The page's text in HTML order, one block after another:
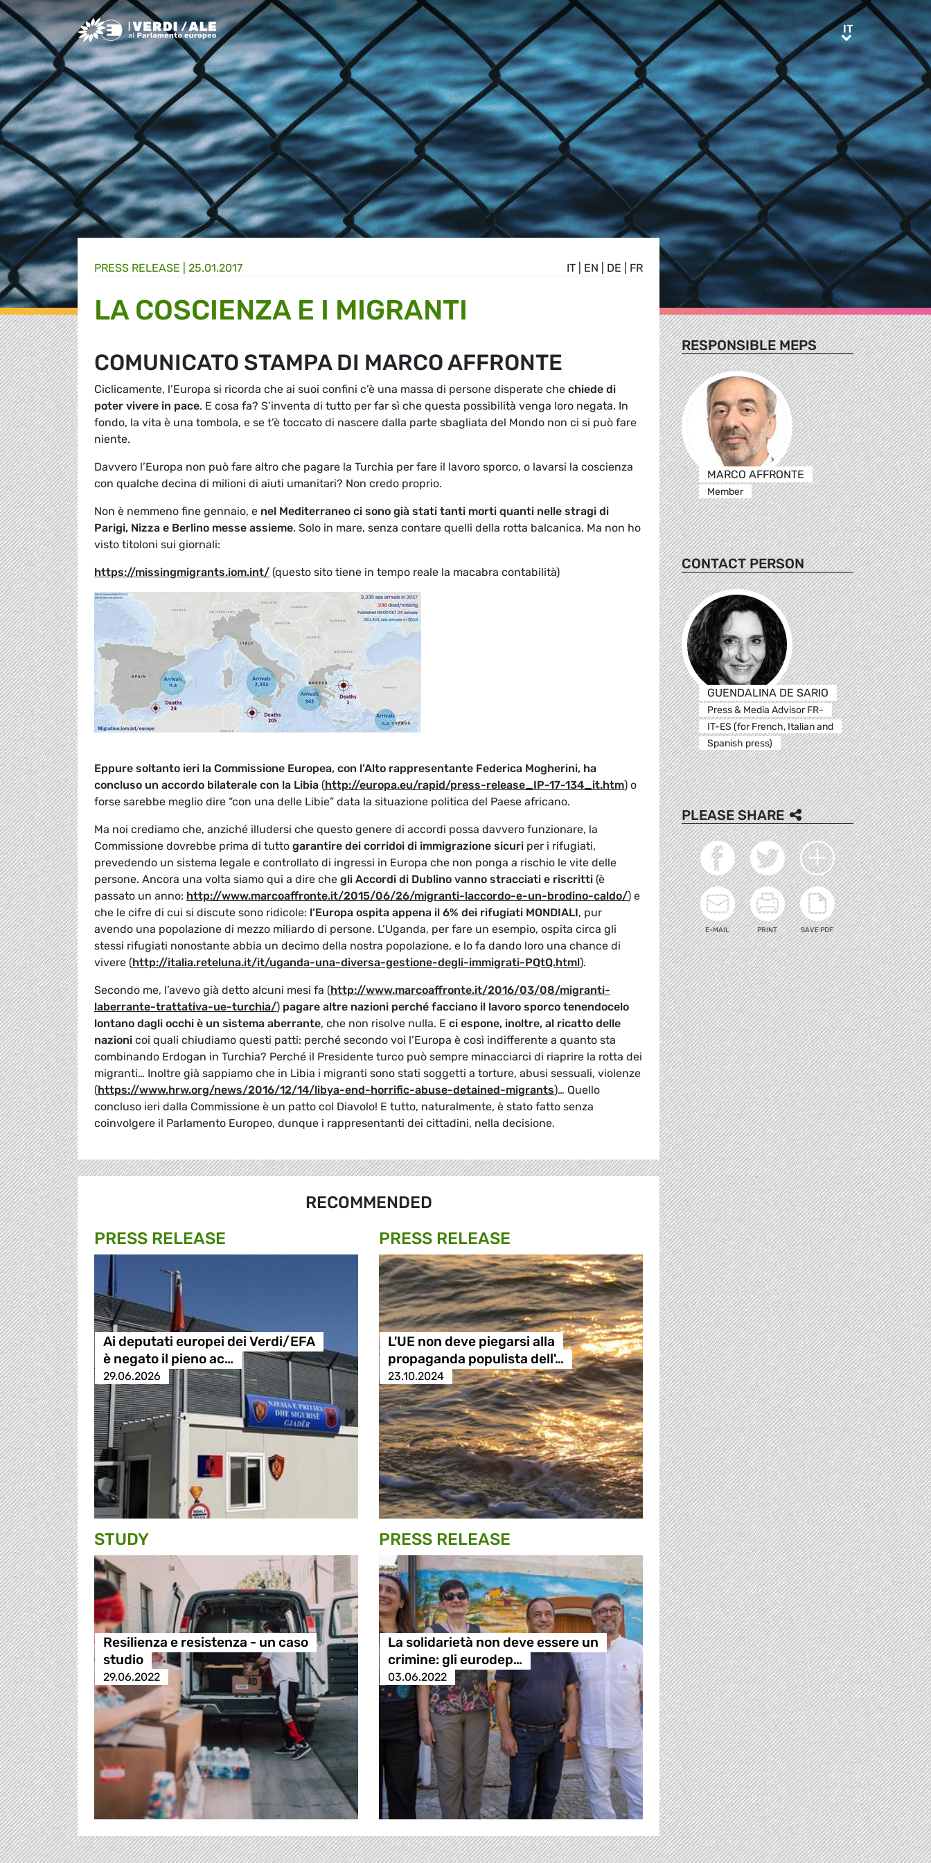
Greens/EFA Home ITIT
IT EN DE FR
PRESS RELEASE | 25.01.2017
LA COSCIENZA E I MIGRANTI
COMUNICATO STAMPA DI MARCO AFFRONTE
Ciclicamente, l’Europa si ricorda che ai suoi confini c’è una massa di persone disperate che chiede di
poter vivere in pace. E cosa fa? S’inventa di tutto per far sì che questa possibilità venga loro negata. In
fondo, la vita è una tombola, e se t’è toccato di nascere dalla parte sbagliata del Mondo non ci si può fare
niente.
Davvero l’Europa non può fare altro che pagare la Turchia per fare il lavoro sporco, o lavarsi la coscienza
con qualche decina di milioni di aiuti umanitari? Non credo proprio.
Non è nemmeno fine gennaio, e nel Mediterraneo ci sono già stati tanti morti quanti nelle stragi di
Parigi, Nizza e Berlino messe assieme. Solo in mare, senza contare quelli della rotta balcanica. Ma non ho
visto titoloni sui giornali:
https://missingmigrants.iom.int/ (questo sito tiene in tempo reale la macabra contabilità)
Eppure soltanto ieri la Commissione Europea, con l’Alto rappresentante Federica Mogherini, ha
concluso un accordo bilaterale con la Libia (http://europa.eu/rapid/press-release_IP-17-134_it.htm) o
forse sarebbe meglio dire “con una delle Libie” data la situazione politica del Paese africano.
Ma noi crediamo che, anziché illudersi che questo genere di accordi possa davvero funzionare, la
Commissione dovrebbe prima di tutto garantire dei corridoi di immigrazione sicuri per i rifugiati,
prevedendo un sistema legale e controllato di ingressi in Europa che non ponga a rischio le vite delle
persone. Ancora una volta siamo qui a dire che gli Accordi di Dublino vanno stracciati e riscritti (è
passato un anno: http://www.marcoaffronte.it/2015/06/26/migranti-laccordo-e-un-brodino-caldo/) e
che le cifre di cui si discute sono ridicole: l’Europa ospita appena il 6% dei rifugiati MONDIALI, pur
avendo una popolazione di mezzo miliardo di persone. L’Uganda, per fare un esempio, ospita circa gli
stessi rifugiati nonostante abbia un decimo della nostra popolazione, e lo fa dando loro una chance di
vivere (http://italia.reteluna.it/it/uganda-una-diversa-gestione-degli-immigrati-PQtQ.html).
Secondo me, l’avevo già detto alcuni mesi fa (http://www.marcoaffronte.it/2016/03/08/migranti-
laberrante-trattativa-ue-turchia/) pagare altre nazioni perché facciano il lavoro sporco tenendocelo
lontano dagli occhi è un sistema aberrante, che non risolve nulla. E ci espone, inoltre, al ricatto delle
nazioni coi quali chiudiamo questi patti: perché secondo voi l’Europa è così indifferente a quanto sta
combinando Erdogan in Turchia? Perché il Presidente turco può sempre minacciarci di riaprire la rotta dei
migranti… Inoltre già sappiamo che in Libia i migranti sono stati soggetti a torture, abusi sessuali, violenze
(https://www.hrw.org/news/2016/12/14/libya-end-horrific-abuse-detained-migrants)… Quello
concluso ieri dalla Commissione è un patto col Diavolo! E tutto, naturalmente, è stato fatto senza
coinvolgere il Parlamento Europeo, dunque i rappresentanti dei cittadini, nella decisione.
RECOMMENDED
PRESS RELEASE
Ai deputati europei dei Verdi/EFA
è negato il pieno ac…
29.06.2026
PRESS RELEASE
L'UE non deve piegarsi alla
propaganda populista dell'…
23.10.2024
STUDY
Resilienza e resistenza - un caso
studio
29.06.2022
PRESS RELEASE
La solidarietà non deve essere un
crimine: gli eurodep…
03.06.2022
RESPONSIBLE MEPS
MARCO AFFRONTE
Member
CONTACT PERSON
GUENDALINA DE SARIO
Press & Media Advisor FR-
IT-ES (for French, Italian and
Spanish press)
PLEASE SHARE
E-MAIL PRINT SAVE PDF